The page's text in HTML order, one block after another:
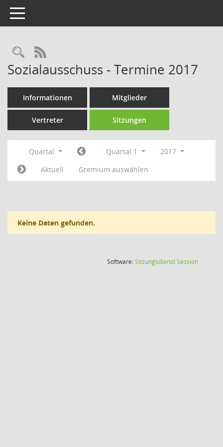
Toggle navigation
Rechercheauswahl
RSS-Feed
Sozialausschuss - Termine 2017
Informationen Mitglieder
Vertreter Sitzungen
Quartal Quartal 1
2017
Aktuell
Gremium auswählen
Keine Daten gefunden.
Software:SitzungsdienstSession(Wird in